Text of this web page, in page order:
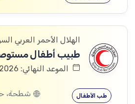
الهلال الأحمر العربي
طبيب أطفال
الموعد النهائي: 10/08/2026
طب الأطفال شطحة،